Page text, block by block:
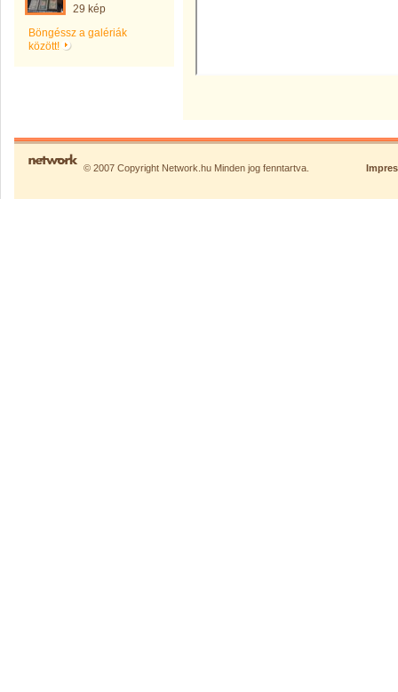
29 kép
Böngéssz a galériák
között!
© 2007 Copyright Network.hu Minden jog fenntartva.